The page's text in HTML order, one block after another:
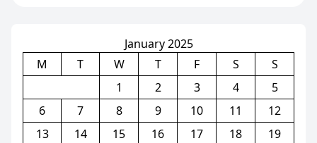
January 2025
M
T W T F S
S
1
2 3 4
5
6
7 8 9 10 11
12
13
14 15 16 17 18
19